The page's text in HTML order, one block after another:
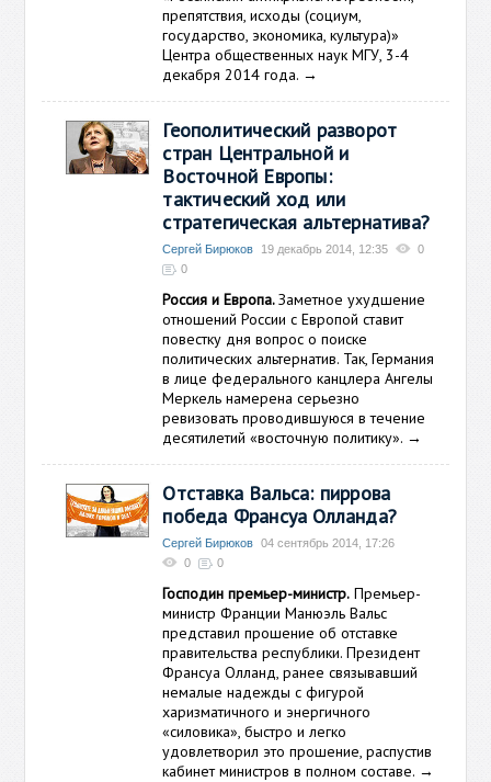
препятствия, исходы (социум,
государство, экономика, культура)»
Центра общественных наук МГУ, 3-4
декабря 2014 года. →
Геополитический разворот
стран Центральной и
Восточной Европы:
тактический ход или
стратегическая альтернатива?
Сергей Бирюков 19 декабрь 2014, 12:35
0
0
Россия и Европа.Заметное ухудшение
отношений России с Европой ставит
повестку дня вопрос о поиске
политических альтернатив. Так, Германия
в лице федерального канцлера Ангелы
Меркель намерена серьезно
ревизовать проводившуюся в течение
десятилетий «восточную политику». →
Отставка Вальса: пиррова
победа Франсуа Олланда?
Сергей Бирюков
04 сентябрь 2014, 17:26
0
0
Господин премьер-министр. Премьер-
министр Франции Манюэль Вальс
представил прошение об отставке
правительства республики. Президент
Франсуа Олланд, ранее связывавший
немалые надежды с фигурой
харизматичного и энергичного
«силовика», быстро и легко
удовлетворил это прошение, распустив
кабинет министров в полном составе. →